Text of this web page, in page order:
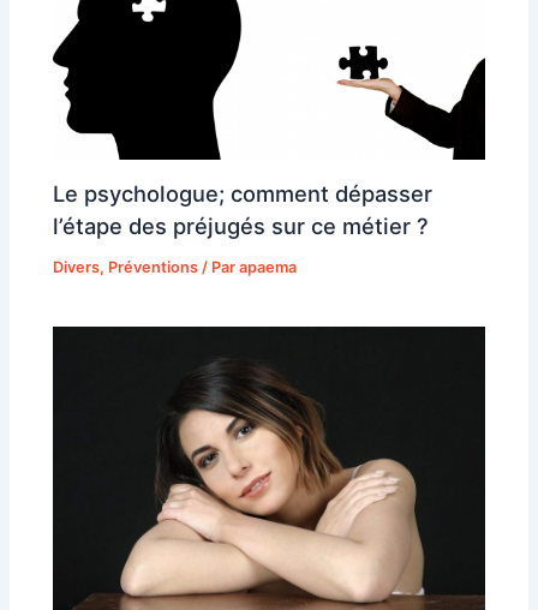
Le psychologue; comment dépasser
l’étape des préjugés sur ce métier ?
Divers, Préventions / Parapaema